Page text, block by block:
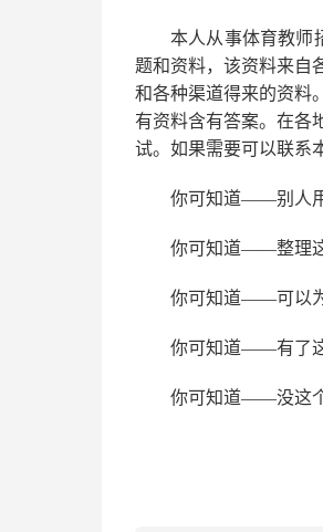
本人从事体育教师
题和资料，该资料来自
和各种渠道得来的资料
有资料含有答案。 在各
试。如果需要可以联系
你可知道——别人用
你可知道——整理这
你可知道——可以为
你可知道——有了这
你可知道——没这个